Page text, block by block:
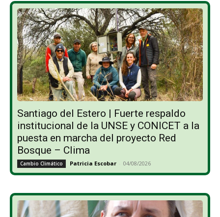
Santiago del Estero | Fuerte respaldo
institucional de la UNSE y CONICET a la
puesta en marcha del proyecto Red
Bosque – Clima
Cambio Climático Patricia Escobar - 04/08/2026